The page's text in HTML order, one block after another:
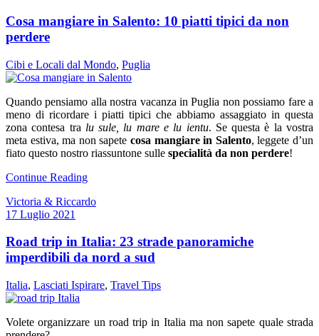
Cosa mangiare in Salento: 10 piatti tipici da non
perdere
Cibi e Locali dal Mondo, Puglia
Quando pensiamo alla nostra vacanza in Puglia non possiamo fare a
meno di ricordare i piatti tipici che abbiamo assaggiato in questa
zona contesa tra lu sule, lu mare e lu ientu. Se questa è la vostra
meta estiva, ma non sapete cosa mangiare in Salento, leggete d’un
fiato questo nostro riassuntone sulle specialità da non perdere!
Continue Reading
Victoria & Riccardo
17 Luglio 2021
Road trip in Italia: 23 strade panoramiche
imperdibili da nord a sud
Italia, Lasciati Ispirare, Travel Tips
Volete organizzare un road trip in Italia ma non sapete quale strada